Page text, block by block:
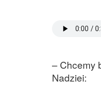
– Chcemy
Nadziei: